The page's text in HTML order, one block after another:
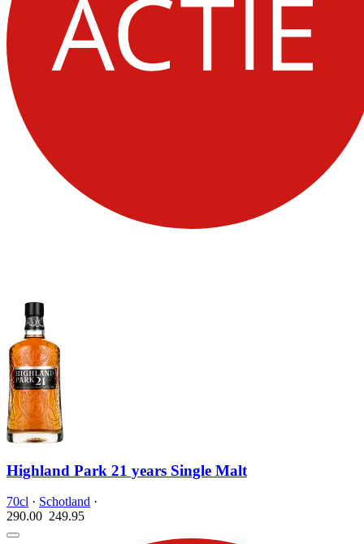
Highland Park 21 years Single Malt
70cl · Schotland ·
290.00 249.95